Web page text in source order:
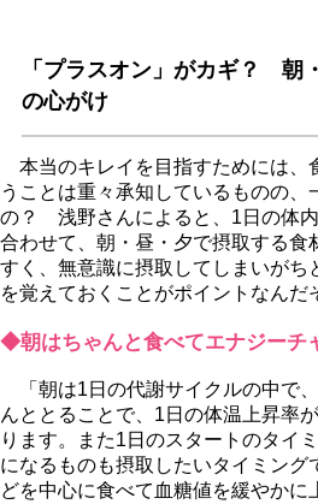
「プラスオン」がカギ？ 朝
の心がけ
本当のキレイを目指すためには、
うことは重々承知しているものの、
の？ 浅野さんによると、1日の体
合わせて、朝・昼・夕で摂取する
すく、無意識に摂取してしまいがち
を覚えておくことがポイントなんだ
◆朝はちゃんと食べてエナジーチ
「朝は1日の代謝サイクルの中で
んととることで、1日の体温上昇率
ります。また1日のスタートのタイ
になるものも摂取したいタイミング
どを中心に食べて血糖値を緩やかに